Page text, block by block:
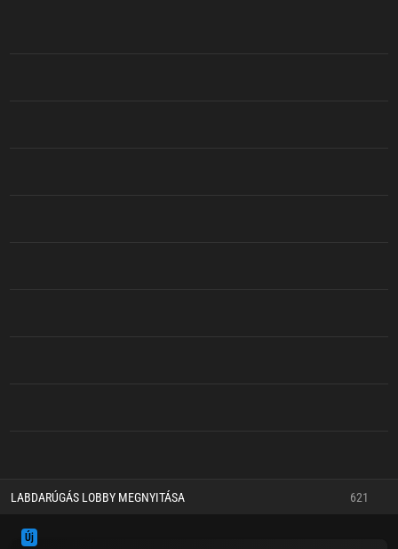
LABDARÚGÁS LOBBY MEGNYITÁSA 621
Új